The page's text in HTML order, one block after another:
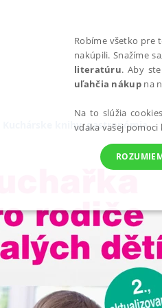
Kuchárske knihy, gastronómia
Robíme všetko pre
nakúpili. Snažíme
literatúru. Aby
uľahčia nákupna
Na to slúžia
vďaka vašej
POTREBNÉ
základné funkcie webovej stránky,